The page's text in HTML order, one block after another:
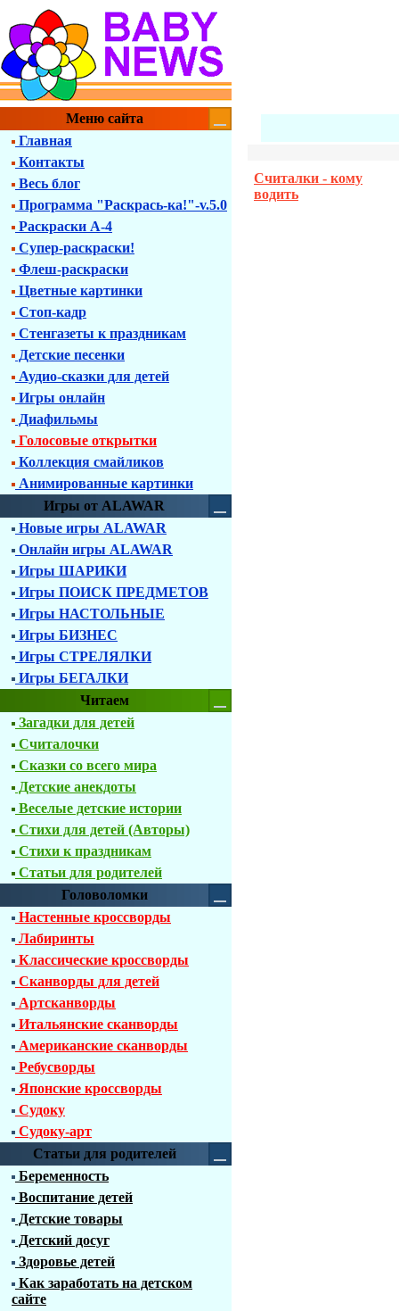
Меню сайта
Главная
Контакты
Весь блог
Программа "Раскрась-ка!"-v.5.0
Раскраски А-4
Супер-раскраски!
Флеш-раскраски
Цветные картинки
Стоп-кадр
Стенгазеты к праздникам
Детские песенки
Аудио-сказки для детей
Игры онлайн
Диафильмы
Голосовые открытки
Коллекция смайликов
Анимированные картинки
Игры от ALAWAR
Новые игры ALAWAR
Онлайн игры ALAWAR
Игры ШАРИКИ
Игры ПОИСК ПРЕДМЕТОВ
Игры НАСТОЛЬНЫЕ
Игры БИЗНЕС
Игры СТРЕЛЯЛКИ
Игры БЕГАЛКИ
Читаем
Загадки для детей
Считалочки
Сказки со всего мира
Детские анекдоты
Веселые детские истории
Стихи для детей (Авторы)
Стихи к праздникам
Статьи для родителей
Головоломки
Настенные кроссворды
Лабиринты
Классические кроссворды
Сканворды для детей
Артсканворды
Итальянские сканворды
Американские сканворды
Ребусворды
Японские кроссворды
Судоку
Судоку-арт
Статьи для родителей
Беременность
Воспитание детей
Детские товары
Детский досуг
Здоровье детей
Как заработать на детском
сайте
Считалки - кому
водить